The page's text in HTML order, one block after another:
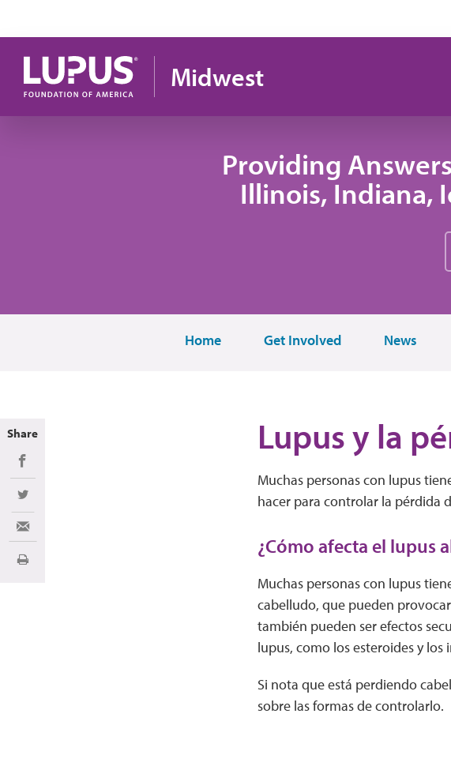
Midwest
Providing
Illinois, Indiana,
Home Get Involved News
Lupus y la
Muchas personas con lupus
hacer para controlar la pérdida
¿Cómo afecta el lupus
Muchas personas con lupus
cabelludo, que pueden
también pueden ser efectos
lupus, como los esteroides y los
Si nota que está perdiendo
sobre las formas de controlarlo.
Share
Share on Facebook
Share on Twitter
Share via Email
Imprimir